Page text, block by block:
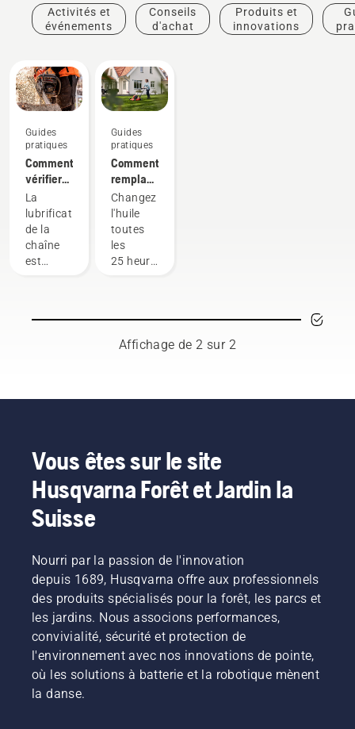
Activités et
événements
Conseils
d'achat
Produits et
innovations
Guides
pratiques
Comment
vérifier
que la
lubrification
de la
chaîne
fonctionne
La
lubrification
de la
chaîne
est
d'une
chaîne
lors de la
coupe et
de
s'assurer
qu'elle se
autour
du
guide-
chaîne
sans
friction.
Cela
prolonge
la durée
Guides
pratiques
Comment
remplacer
l'huile de
votre
tondeuse
Husqvarna
Changez
l'huile
toutes
les
25 heures
chaque
saison. Il
en cas
de
conditions
vidangée
de deux
façons
dans
cette
vidéo.
Affichage de 2 sur 2
Vous êtes sur le site
Husqvarna Forêt et Jardin la
Suisse
Nourri par la passion de l'innovation
depuis 1689, Husqvarna offre aux professionnels
des produits spécialisés pour la forêt, les parcs et
les jardins. Nous associons performances,
convivialité, sécurité et protection de
l'environnement avec nos innovations de pointe,
où les solutions à batterie et la robotique mènent
la danse.